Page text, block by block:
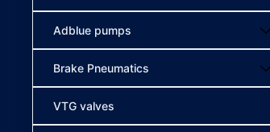
Adblue pumps
Brake Pneumatics
VTG valves